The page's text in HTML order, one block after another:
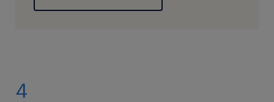
4